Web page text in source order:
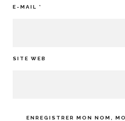
E-MAIL *
SITE WEB
ENREGISTRER MON NOM,